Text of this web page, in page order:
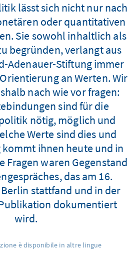
lässt sich nicht nur nach
oder quantitativen
Sie sowohl inhaltlich als
begründen, verlangt aus
Adenauer-Stiftung immer
an Werten. Wir
nach wie vor fragen:
sind für die
nötig, möglich und
Werte sind dies und
ihnen heute und in
Fragen waren Gegenstand
das am 16.
stattfand und in der
dokumentiert
wird.
è disponibile in altre lingue